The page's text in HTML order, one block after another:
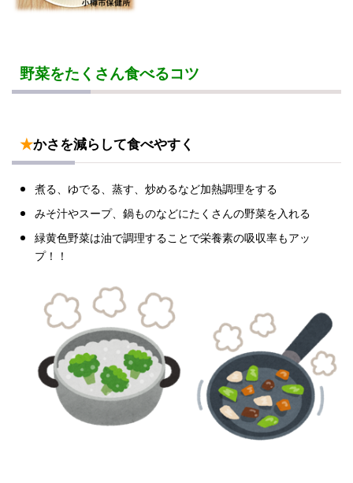
野菜をたくさん食べるコツ
★かさを減らして食べやすく
煮る、ゆでる、蒸す、炒めるなど加熱調理をする
みそ汁やスープ、鍋ものなどにたくさんの野菜を入れる
緑黄色野菜は油で調理することで栄養素の吸収率もアッ
プ！！